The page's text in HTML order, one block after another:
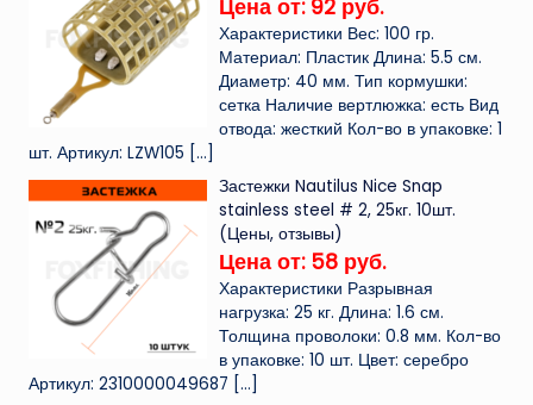
Цена от: 92 руб.
Характеристики Вес: 100 гр.
Материал: Пластик Длина: 5.5 см.
Диаметр: 40 мм. Тип кормушки:
сетка Наличие вертлюжка: есть Вид
отвода: жесткий Кол-во в упаковке: 1
шт. Артикул: LZW105 […]
Застежки Nautilus Nice Snap
stainless steel # 2, 25кг. 10шт.
(Цены, отзывы)
Цена от: 58 руб.
Характеристики Разрывная
нагрузка: 25 кг. Длина: 1.6 см.
Толщина проволоки: 0.8 мм. Кол-во
в упаковке: 10 шт. Цвет: серебро
Артикул: 2310000049687 […]